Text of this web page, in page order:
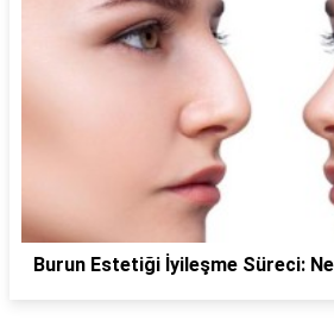
Burun Estetiği İyileşme Süreci: